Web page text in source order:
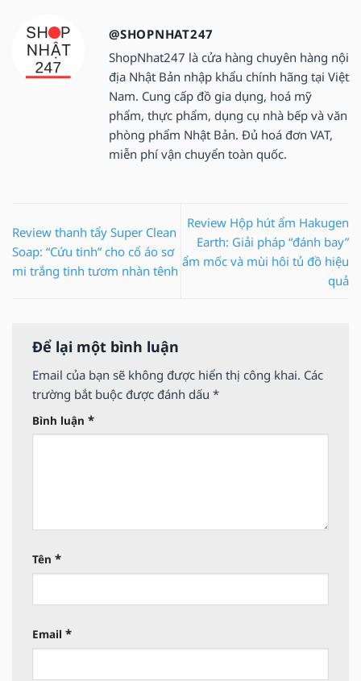
@SHOPNHAT247
ShopNhat247 là cửa hàng chuyên hàng nội
địa Nhật Bản nhập khẩu chính hãng tại Việt
Nam. Cung cấp đồ gia dụng, hoá mỹ
phẩm, thực phẩm, dụng cụ nhà bếp và văn
phòng phẩm Nhật Bản. Đủ hoá đơn VAT,
miễn phí vận chuyển toàn quốc.
Review thanh tẩy Super Clean
Soap: “Cứu tinh” cho cổ áo sơ
mi trắng tinh tươm nhàn tênh
Review Hộp hút ẩm Hakugen
Earth: Giải pháp “đánh bay”
ẩm mốc và mùi hôi tủ đồ hiệu
quả
Để lại một bình luận
Email của bạn sẽ không được hiển thị công khai. Các
trường bắt buộc được đánh dấu *
Bình luận *
Tên *
Email *